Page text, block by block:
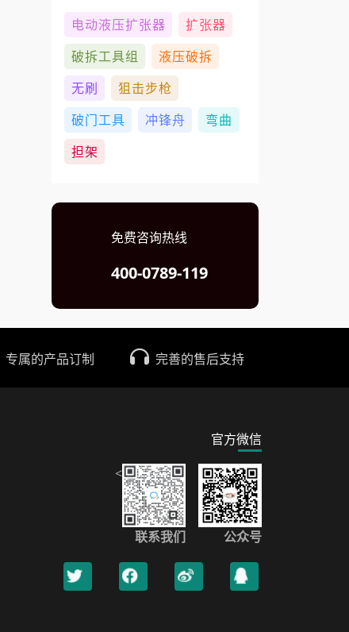
电动液压扩张器
扩张器
破拆工具组
液压破拆
无刷
狙击步枪
破门工具
冲锋舟
弯曲
担架
免费咨询热线
400-0789-119
专属的产品订制 完善的售后支持
官方微信
<
联系我们 公众号